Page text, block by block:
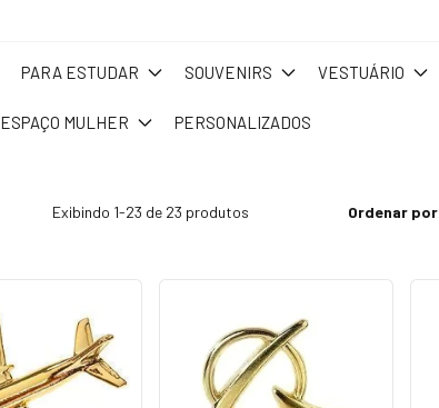
PARA ESTUDAR SOUVENIRS VESTUÁRIO
ESPAÇO MULHER PERSONALIZADOS
Exibindo 1-23 de 23 produtos Ordenar por